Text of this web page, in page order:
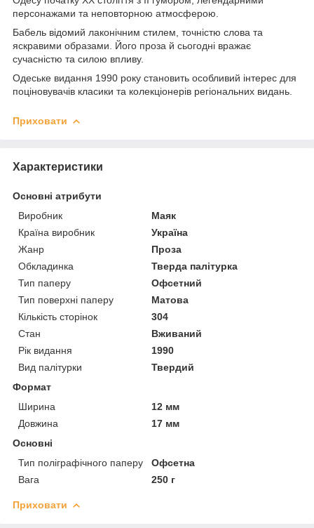
персонажами та неповторною атмосферою.
Бабель відомий лаконічним стилем, точністю слова та
яскравими образами. Його проза й сьогодні вражає
сучасністю та силою впливу.
Одеське видання 1990 року становить особливий інтерес для
поціновувачів класики та колекціонерів регіональних видань.
Приховати
Характеристики
Основні атрибути
Виробник
Маяк
Країна виробник
Україна
Жанр
Проза
Обкладинка
Тверда палітурка
Тип паперу
Офсетний
Тип поверхні паперу
Матова
Кількість сторінок
304
Стан
Вживаний
Рік видання
1990
Вид палітурки
Твердий
Формат
Ширина
12 мм
Довжина
17 мм
Основні
Тип поліграфічного паперу
Офсетна
Вага
250 г
Приховати